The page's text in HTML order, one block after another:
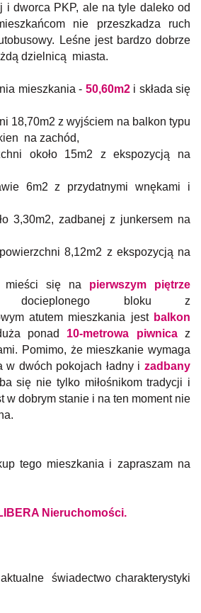
i dworca PKP, ale na tyle daleko od
nie przeszkadza ruch
Leśne jest bardzo dobrze
dzielnicą miasta.
mieszkania - 50,60m2i składa się
18,70m2 z wyjściem na balkon typu
na zachód,
około 15m2 z ekspozycją na
6m2 z przydatnymi wnękami i
3,30m2, zadbanej z junkersem na
8,12m2 z ekspozycją na
mieści się na pierwszym piętrze
docieplonego bloku z
atutem mieszkania jest balkon
ponad 10-metrowa piwnicaz
Pomimo, że mieszkanie wymaga
w dwóch pokojach ładny i zadbany
się nie tylko miłośnikom tradycji i
w dobrym stanie i na ten moment nie
tego mieszkania i zapraszam na
Nieruchomości.
świadectwo charakterystyki